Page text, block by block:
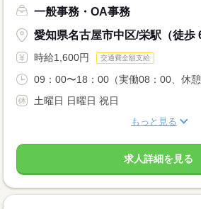
一般事務・OA事務
愛知県名古屋市中区/栄駅（徒歩
時給1,600円 交通費全額支給
09：00〜18：00（実働08：00、休
土曜日 日曜日 祝日
もっと見る
求人詳細を見る